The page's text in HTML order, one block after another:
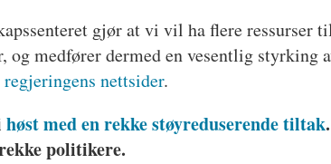
gjør at vi vil ha flere ressurser
medfører dermed en vesentlig styrking
regjeringens nettsider.
høst med en rekke støyreduserende tiltak
politikere.